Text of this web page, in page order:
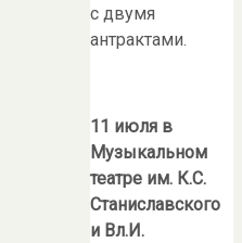
с двумя
антрактами.
11 июля в
Музыкальном
театре им. К.С.
Станиславского
и Вл.И.